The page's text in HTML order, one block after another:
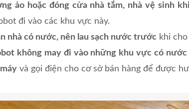
ảo hoặc đóng cửa nhà tắm, nhà vệ sinh
đi vào các khu vực này.
nhà có nước, nên lau sạch nước trước khi
không may đi vào những khu vực có
và gọi điện cho cơ sở bán hàng để được